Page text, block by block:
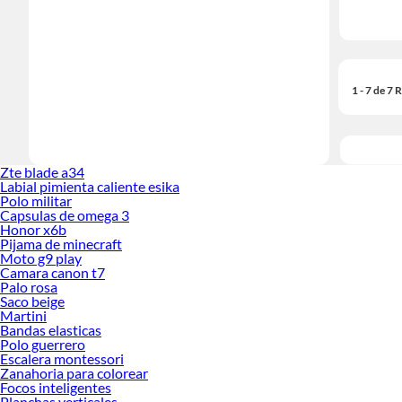
1 - 7 de 7
Zte blade a34
Labial pimienta caliente esika
Polo militar
Capsulas de omega 3
Honor x6b
Pijama de minecraft
Moto g9 play
Camara canon t7
Palo rosa
Saco beige
Martini
Bandas elasticas
Polo guerrero
Escalera montessori
Zanahoria para colorear
Focos inteligentes